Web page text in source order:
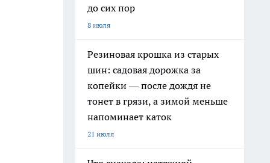
до сих пор
8 июля
Резиновая крошка из старых
шин: садовая дорожка за
копейки — после дождя не
тонет в грязи, а зимой меньше
напоминает каток
21 июля